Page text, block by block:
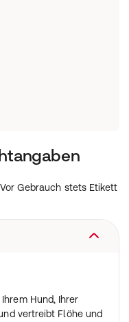
Gebrauch stets Etikett
Hund, Ihrer
vertreibt Flöhe und